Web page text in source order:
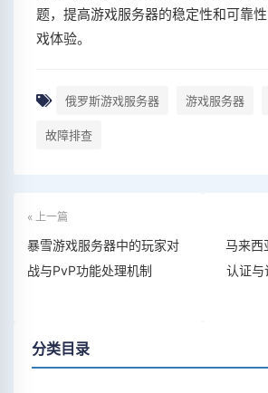
题，提高游戏服务器的稳定性和可靠
戏体验。
俄罗斯游戏服务器 游戏服务器
故障排查
« 上一篇
暴雪游戏服务器中的玩家对
战与PvP功能处理机制
马来西
认证与
分类目录